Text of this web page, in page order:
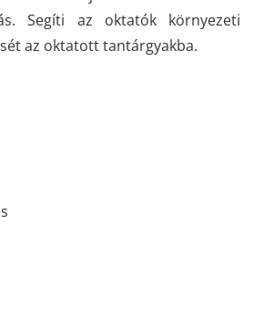
Segíti az oktatók környezeti
az oktatott tantárgyakba.